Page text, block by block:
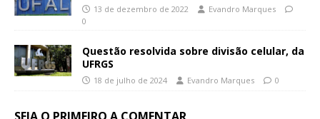
13 de dezembro de 2022
Evandro Marques
0
Questão resolvida sobre divisão celular, da
UFRGS
18 de julho de 2024 Evandro Marques 0